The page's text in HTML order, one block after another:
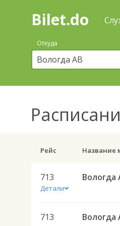
Поиск
покупка
билетов
автобус
онлайн
Bilet.do
Откуда
Рейс Название
713
Детали
Вологда
713 Вологда